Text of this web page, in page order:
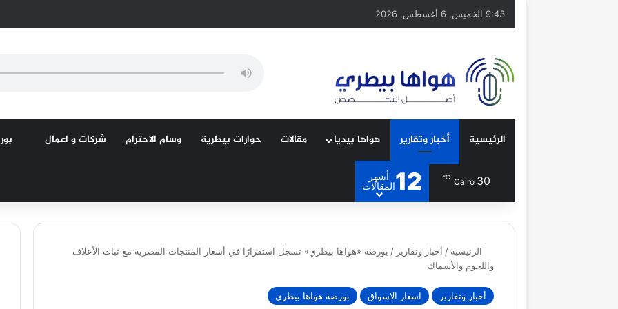
9:43 الخميس, 6 أغسطس, 2026
الرئيسية أخبار وتقارير هواها بيديا مقالات حوارات بيطرية وسام الاحترام شركات و اعمال
Cairo 30
℃
12
أشهر
المقالات
الرئيسية / أخبار وتقارير / بورصة «هواها بيطري» تسجل استقرارًا في أسعار المنتجات المصرية مع ثبات الأعلاف
واللحوم والأسماك
أخبار وتقارير اسعار الاسواق بورصة هواها بيطري